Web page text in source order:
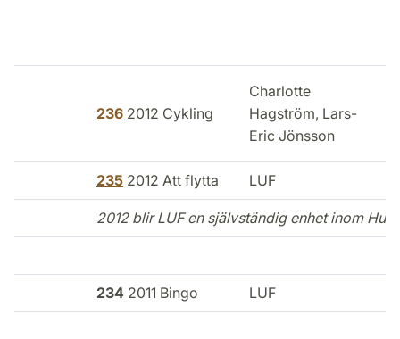
236 2012 Cykling
Charlotte
Hagström, Lars-
Eric Jönsson
235 2012 Att flytta LUF
2012 blir LUF en självständig enhet inom
234 2011 Bingo LUF